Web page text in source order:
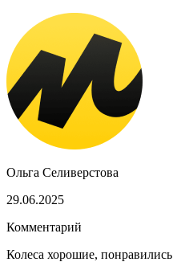
Ольга Селиверстова
29.06.2025
Комментарий
Колеса хорошие, понравились